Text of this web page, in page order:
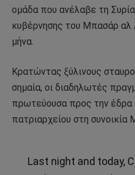
ομάδα που ανέλαβε τη
κυβέρνησης του Μπασάρ αλ
μήνα.
Κρατώντας ξύλινους
σημαία, οι διαδηλωτές
πρωτεύουσα προς την έδρα
πατριαρχείου στη
Last night and today,